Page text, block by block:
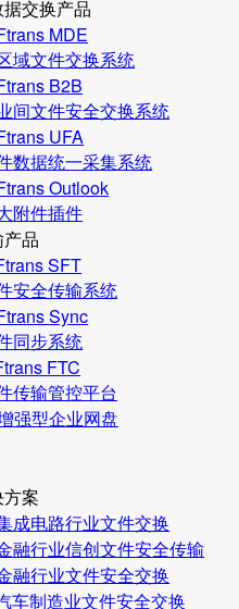
交换产品
MDE
域文件交换系统
B2B
间文件安全交换系统
UFA
数据统⼀采集系统
Outlook
附件插件
品
SFT
安全传输系统
Sync
同步系统
FTC
传输管控平台
强型企业网盘
案
成电路行业文件交换
融行业信创文件安全传输
融行业文件安全交换
车制造业文件安全交换